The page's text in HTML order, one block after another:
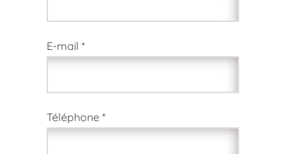
E-mail *
Téléphone *